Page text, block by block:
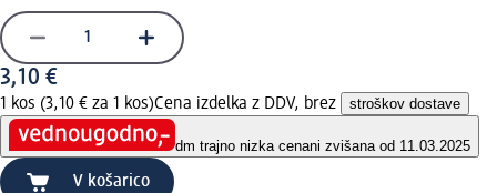
3,10 €
1 kos (3,10 € za 1 kos)Cena izdelka z DDV, brez stroškov dostave
dm trajno nizka cenani zvišana od 11.03.2025
V košarico